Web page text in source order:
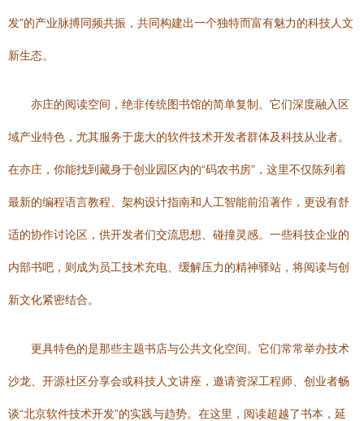
发”的产业脉搏同频共振，共同构建出一个独特而富有魅力的科技人文
新生态。
亦庄的阅读空间，绝非传统图书馆的简单复制。它们深度融入区
域产业特色，尤其服务于庞大的软件技术开发者群体及科技从业者。
在亦庄，你能找到藏身于创业园区内的“码农书房”，这里不仅陈列着
最新的编程语言教程、架构设计指南和人工智能前沿著作，更设有舒
适的协作讨论区，供开发者们交流思想、碰撞灵感。一些科技企业的
内部书吧，则成为员工技术充电、缓解压力的精神驿站，将阅读与创
新文化紧密结合。
更具特色的是那些主题书店与公共文化空间。它们常常举办技术
沙龙、开源社区分享会或科技人文讲座，邀请资深工程师、创业者畅
谈“北京软件技术开发”的实践与趋势。在这里，阅读超越了书本，延